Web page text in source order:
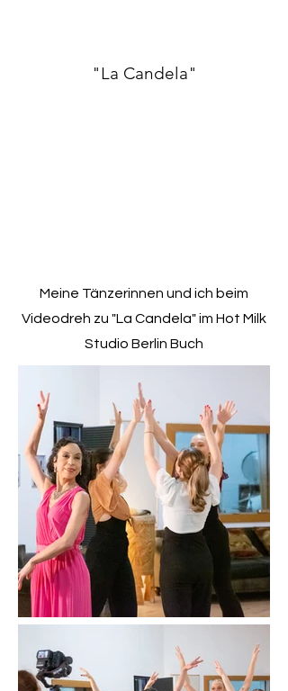
"La Candela"
Meine Tänzerinnen und ich beim
Videodreh zu "La Candela" im Hot Milk
Studio Berlin Buch